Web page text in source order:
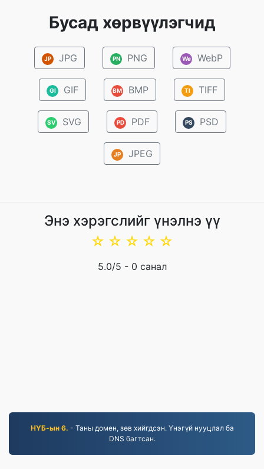
Бусад хөрвүүлэгчид
JP JPG PN PNG We WebP
GI GIF BM BMP TI TIFF
SV SVG PD PDF PS PSD
JP JPEG
Энэ хэрэгслийг үнэлнэ үү
☆
☆
☆
☆
☆
5.0/5 - 0 санал
НҮБ-ын 6. - Таны домен, зөв хийгдсэн. Үнэгүй нууцлал ба
DNS багтсан.